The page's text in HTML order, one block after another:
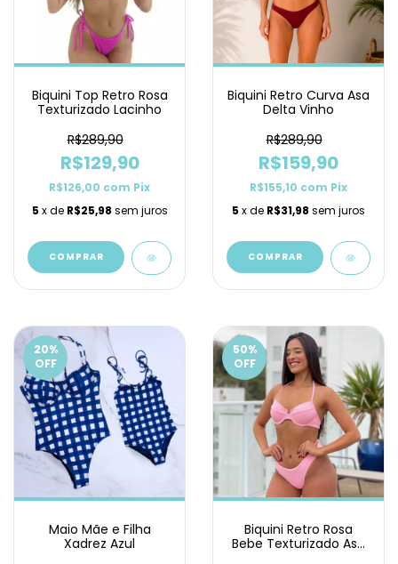
Biquini Top Retro Rosa
Texturizado Lacinho
R$289,90
R$129,90
R$126,00 com Pix
5 x de R$25,98 sem juros
COMPRAR
Biquini Retro Curva Asa
Delta Vinho
R$289,90
R$159,90
R$155,10 com Pix
5 x de R$31,98 sem juros
COMPRAR
20%
OFF
Maio Mãe e Filha
Xadrez Azul
50%
OFF
Biquini Retro Rosa
Bebe Texturizado Asa